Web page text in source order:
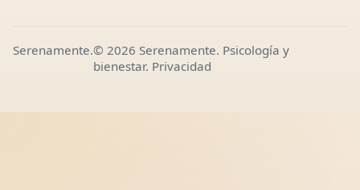
Serenamente.© 2026 Serenamente. Psicología y
bienestar. Privacidad